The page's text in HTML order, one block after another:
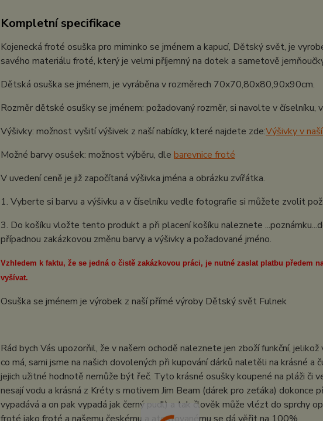
Kompletní specifikace
Kojenecká froté osuška pro miminko se jménem a kapucí, Dětský svět, je
savého materiálu froté, který je velmi příjemný na dotek a sametově
Dětská osuška se jménem, je vyráběna v rozměrech 70x70,80x80,90x90cm.
Rozměr dětské osušky se jménem: požadovaný rozměr, si navolte v číselníku,
Výšivky: možnost vyšití výšivek z naší nabídky, které najdete zde:Výšivky v
Možné barvy osušek: možnost výběru, dle barevnice froté
V uvedení ceně je již započítaná výšivka jména a obrázku zvířátka.
1. Vyberte si barvu a výšivku a v číselníku vedle fotografie si můžete zvolit
3. Do košíku vložte tento produkt a při placení košíku naleznete
případnou zakázkovou změnu barvy a výšivky a požadované jméno.
Vzhledem k faktu, že se jedná o čistě zakázkovou práci, je nutné zaslat platbu předem
vyšívat.
Osuška se jménem je výrobek z naší přímé výroby Dětský svět Fulnek
Rád bych Vás upozorňil, že v našem ochodě naleznete jen zboží funkční,
co má, sami jsme na našich dovolených při kupování dárků naletěli na krásné
jejich užitné hodnotě nemůže být řeč. Tyto krásné osušky koupené na pláži či
nesají vodu a krásná z Kréty s motivem Jim Beam (dárek pro zeťáka)
vypadává a on pak vypadá jak černý pudl) a tak člověk může vlézt do sprchy